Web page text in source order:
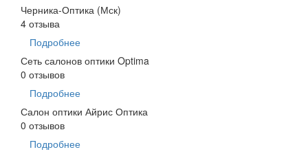
Черника-Оптика (Мск)
4 отзыва
Подробнее
Сеть салонов оптики Optima
0 отзывов
Подробнее
Салон оптики Айрис Оптика
0 отзывов
Подробнее